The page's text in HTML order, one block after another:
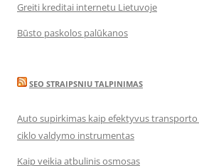
Greiti kreditai internetu Lietuvoje
Būsto paskolos palūkanos
SEO STRAIPSNIU TALPINIMAS
Auto supirkimas kaip efektyvus
ciklo valdymo instrumentas
Kaip veikia atbulinis osmosas